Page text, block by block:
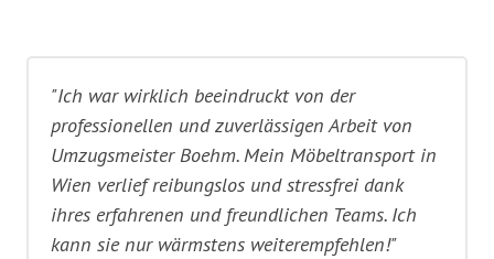
"Ich war wirklich beeindruckt von der
professionellen und zuverlässigen Arbeit von
Umzugsmeister Boehm. Mein Möbeltransport in
Wien verlief reibungslos und stressfrei dank
ihres erfahrenen und freundlichen Teams. Ich
kann sie nur wärmstens weiterempfehlen!"